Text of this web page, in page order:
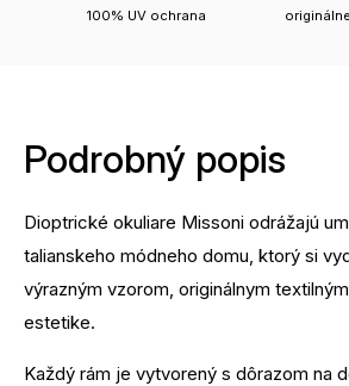
100% UV ochrana
Podrobný popis
Dioptrické okuliare Missoni odrážajú
talianskeho módneho domu, ktorý si
výrazným vzorom, originálnym
estetike.
Každý rám je vytvorený s dôrazom na